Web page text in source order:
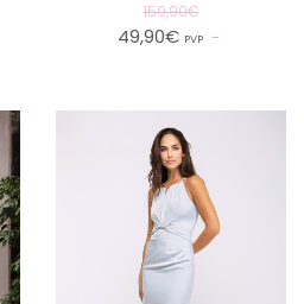
159,90€
49,90€ PVP